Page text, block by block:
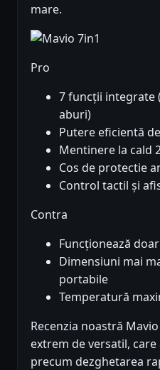
mare.
Pro
7 funcții integrate
aburi)
Putere eficientă
Mentinere la cald
Cos de protectie
Control tactil și
Contra
Funcționează
Dimensiuni mai
portabile
Temperatură
Recenzia noastră
extrem de versatil,
precum dezghetarea